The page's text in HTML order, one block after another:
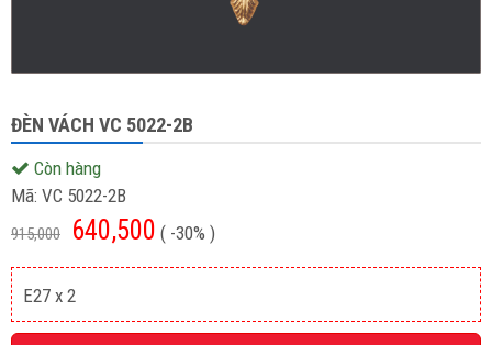
ĐÈN VÁCH VC 5022-2B
Còn hàng
Mã: VC 5022-2B
915,000 640,500 ( -30% )
E27 x 2